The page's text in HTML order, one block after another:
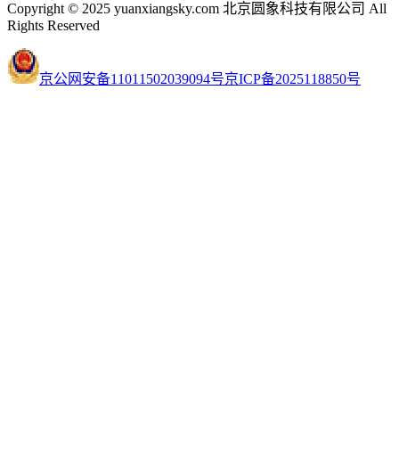
Copyright © 2025 yuanxiangsky.com 北京圆象科技有限公司 All
Rights Reserved
京公网安备11011502039094号京ICP备2025118850号